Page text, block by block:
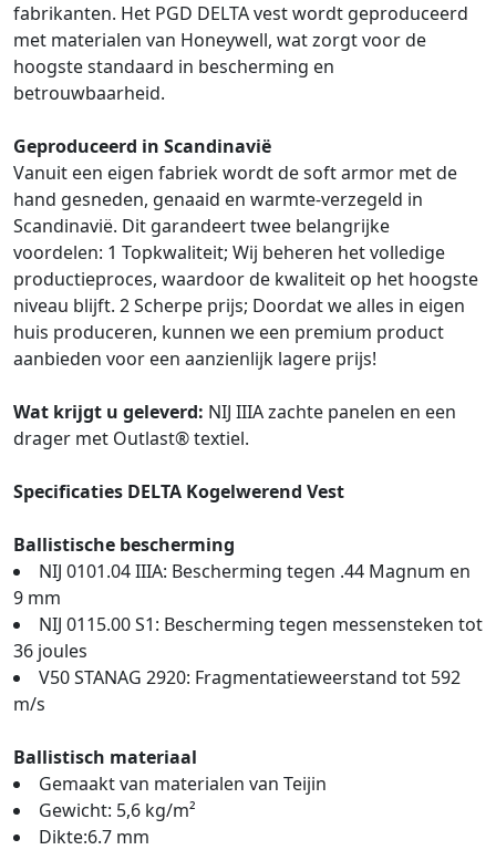
fabrikanten. Het PGD DELTA vest wordt geproduceerd
met materialen van Honeywell, wat zorgt voor de
hoogste standaard in bescherming en
betrouwbaarheid.
Geproduceerd in Scandinavië
Vanuit een eigen fabriek wordt de soft armor met de
hand gesneden, genaaid en warmte-verzegeld in
Scandinavië. Dit garandeert twee belangrijke
voordelen: 1 Topkwaliteit; Wij beheren het volledige
productieproces, waardoor de kwaliteit op het hoogste
niveau blijft. 2 Scherpe prijs; Doordat we alles in eigen
huis produceren, kunnen we een premium product
aanbieden voor een aanzienlijk lagere prijs!
Wat krijgt u geleverd: NIJ IIIA zachte panelen en een
drager met Outlast® textiel.
Specificaties DELTA Kogelwerend Vest
Ballistische bescherming
NIJ 0101.04 IIIA: Bescherming tegen .44 Magnum en
9 mm
NIJ 0115.00 S1: Bescherming tegen messensteken tot
36 joules
V50 STANAG 2920: Fragmentatieweerstand tot 592
m/s
Ballistisch materiaal
Gemaakt van materialen van Teijin
Gewicht: 5,6 kg/m²
Dikte:6.7 mm